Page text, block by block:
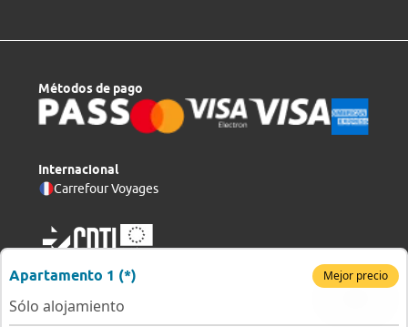
Apartamento 1 (*) Mejor precio
Sólo alojamiento
Métodos de pago
Internacional
Carrefour Voyages